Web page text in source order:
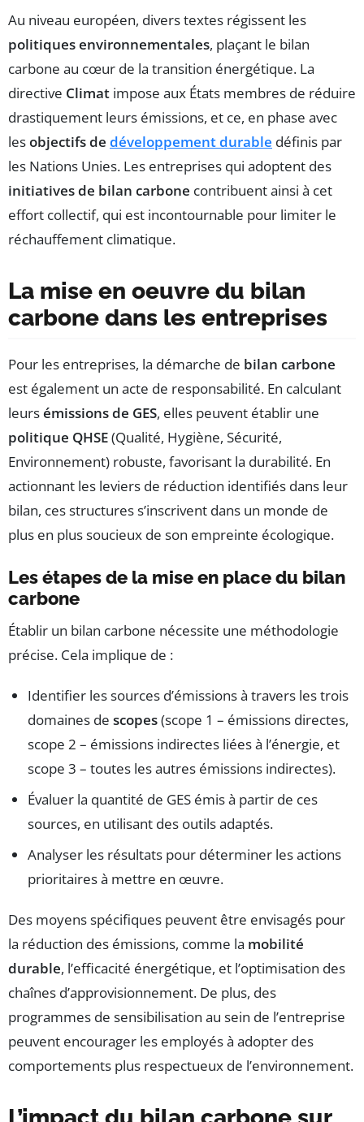
Au niveau européen, divers textes régissent les
politiques environnementales, plaçant le bilan
carbone au cœur de la transition énergétique. La
directive Climat impose aux États membres de réduire
drastiquement leurs émissions, et ce, en phase avec
lesobjectifs de développement durable définis par
les Nations Unies. Les entreprises qui adoptent des
initiatives de bilan carbone contribuent ainsi à cet
effort collectif, qui est incontournable pour limiter le
réchauffement climatique.
La mise en oeuvre du bilan
carbone dans les entreprises
Pour les entreprises, la démarche de bilan carbone
est également un acte de responsabilité. En calculant
leursémissions de GES, elles peuvent établir une
politique QHSE(Qualité, Hygiène, Sécurité,
Environnement) robuste, favorisant la durabilité. En
actionnant les leviers de réduction identifiés dans leur
bilan, ces structures s’inscrivent dans un monde de
plus en plus soucieux de son empreinte écologique.
Les étapes de la mise en place du bilan
carbone
Établir un bilan carbone nécessite une méthodologie
précise. Cela implique de :
Identifier les sources d’émissions à travers les trois
domaines de scopes(scope 1 – émissions directes,
scope 2 – émissions indirectes liées à l’énergie, et
scope 3 – toutes les autres émissions indirectes).
Évaluer la quantité de GES émis à partir de ces
sources, en utilisant des outils adaptés.
Analyser les résultats pour déterminer les actions
prioritaires à mettre en œuvre.
Des moyens spécifiques peuvent être envisagés pour
la réduction des émissions, comme la mobilité
durable, l’efficacité énergétique, et l’optimisation des
chaînes d’approvisionnement. De plus, des
programmes de sensibilisation au sein de l’entreprise
peuvent encourager les employés à adopter des
comportements plus respectueux de l’environnement.